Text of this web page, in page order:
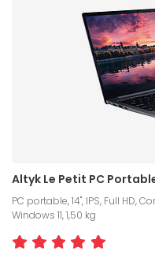
Altyk Le Petit PC
PC portable, 14", IPS, Full HD,
Windows 11, 1,50 kg